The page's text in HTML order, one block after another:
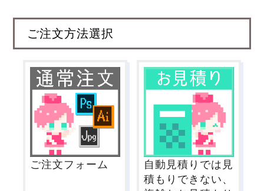
ご注文方法選択
ご注文フォーム
自動見積りでは見
積もりできない、